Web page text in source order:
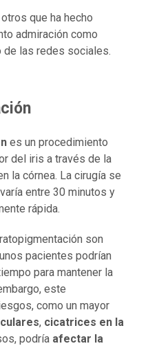
que ha hecho
admiración como
de las redes sociales.
es un procedimiento
del iris a través de la
la córnea. La cirugía se
entre 30 minutos y
rápida.
son
pacientes podrían
para mantener la
este
como un mayor
, cicatrices en la
podría afectar la